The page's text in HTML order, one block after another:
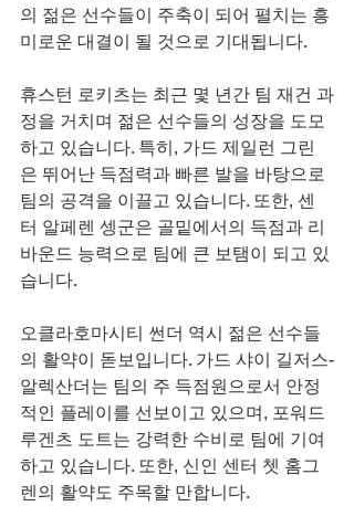
의 젊은 선수들이 주축이 되어 펼치는 흥
미로운 대결이 될 것으로 기대됩니다.
휴스턴 로키츠는 최근 몇 년간 팀 재건 과
정을 거치며 젊은 선수들의 성장을 도모
하고 있습니다. 특히, 가드 제일런 그린
은 뛰어난 득점력과 빠른 발을 바탕으로
팀의 공격을 이끌고 있습니다. 또한, 센
터 알페렌 셍군은 골밑에서의 득점과 리
바운드 능력으로 팀에 큰 보탬이 되고 있
습니다.
오클라호마시티 썬더 역시 젊은 선수들
의 활약이 돋보입니다. 가드 샤이 길저스-
알렉산더는 팀의 주 득점원으로서 안정
적인 플레이를 선보이고 있으며, 포워드
루겐츠 도트는 강력한 수비로 팀에 기여
하고 있습니다. 또한, 신인 센터 쳇 홈그
렌의 활약도 주목할 만합니다.